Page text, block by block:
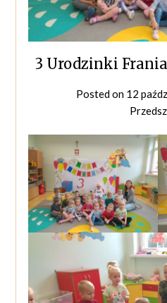
3 Urodzinki
Posted on 12